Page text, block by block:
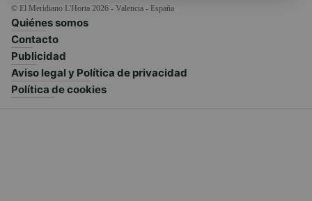
© El Meridiano L'Horta 2026 - Valencia - España
Quiénes somos
Contacto
Publicidad
Aviso legal y Política de privacidad
Política de cookies